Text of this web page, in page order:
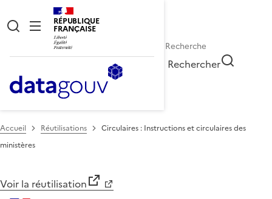
RÉPUBLIQUE
FRANÇAISE
Rechercher
Accueil Réutilisations
Circulaires : Instructions et circulaires des
ministères
Voir la réutilisation